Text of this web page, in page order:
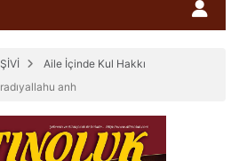
Aile İçinde Kul Hakkı
anh